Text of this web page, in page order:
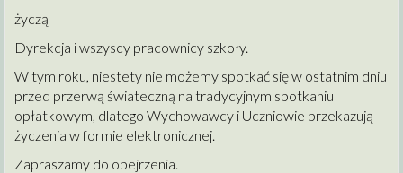
życzą
Dyrekcja i wszyscy pracownicy szkoły.
W tym roku, niestety nie możemy spotkać się w ostatnim dniu
przed przerwą świateczną na tradycyjnym spotkaniu
opłatkowym, dlatego Wychowawcy i Uczniowie przekazują
życzenia w formie elektronicznej.
Zapraszamy do obejrzenia.